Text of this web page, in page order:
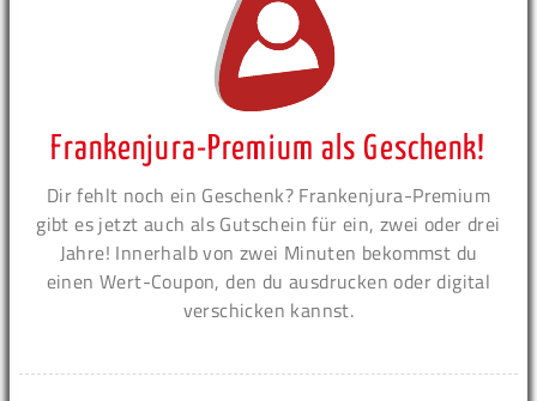
Frankenjura-Premium als Geschenk!
Dir fehlt noch ein Geschenk? Frankenjura-Premium
gibt es jetzt auch als Gutschein für ein, zwei oder drei
Jahre! Innerhalb von zwei Minuten bekommst du
einen Wert-Coupon, den du ausdrucken oder digital
verschicken kannst.